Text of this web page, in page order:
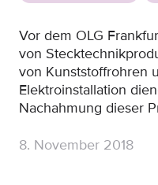
Vor dem OLG
von
von Kunststoffrohren
Elektroinstallation
Nachahmung dieser
8. November 2018